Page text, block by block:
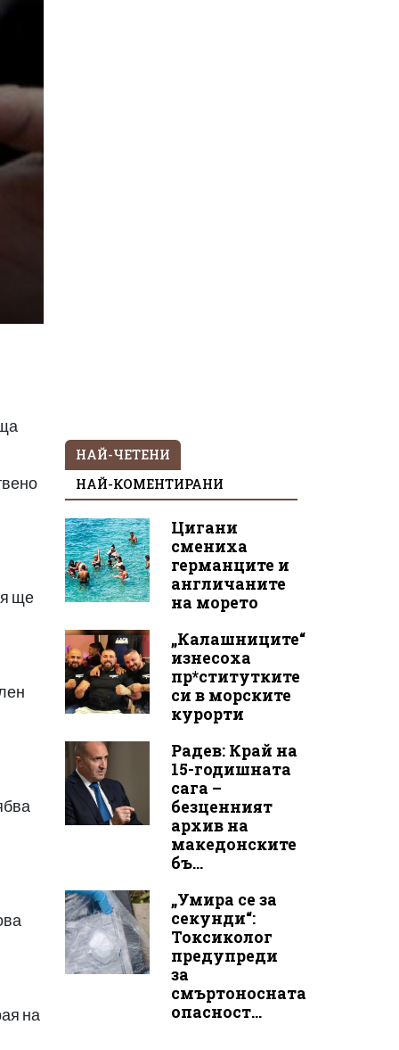
ще
на
НАЙ-ЧЕТЕНИ
НАЙ-КОМЕНТИРАНИ
Цигани
смениха
германците и
англичаните
на морето
„Калашниците“
изнесоха
пр*ститутките
си в морските
курорти
Радев: Край на
15-годишната
сага –
безценният
архив на
македонските
бъ...
„Умира се за
секунди“:
Токсиколог
предупреди
за
смъртоносната
опасност...